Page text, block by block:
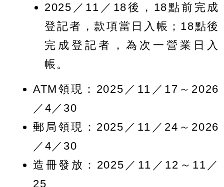
2025／11／18後，18點前完成
登記者，款項當日入帳；18點後
完成登記者，為次一營業日入
帳。
ATM領現：2025／11／17～2026
／4／30
郵局領現：2025／11／24～2026
／4／30
造冊發放：2025／11／12～11／
25